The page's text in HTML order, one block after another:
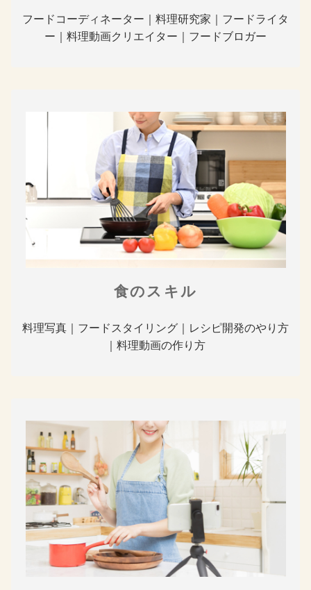
フードコーディネーター｜料理研究家｜フードライタ
ー｜料理動画クリエイター｜フードブロガー
食のスキル
料理写真｜フードスタイリング｜レシピ開発のやり方
｜料理動画の作り方